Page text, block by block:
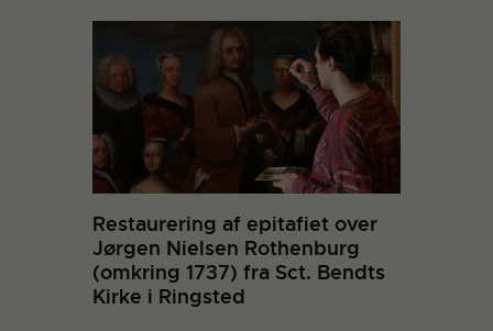
Restaurering af epitafiet over
Jørgen Nielsen Rothenburg
(omkring 1737) fra Sct. Bendts
Kirke i Ringsted